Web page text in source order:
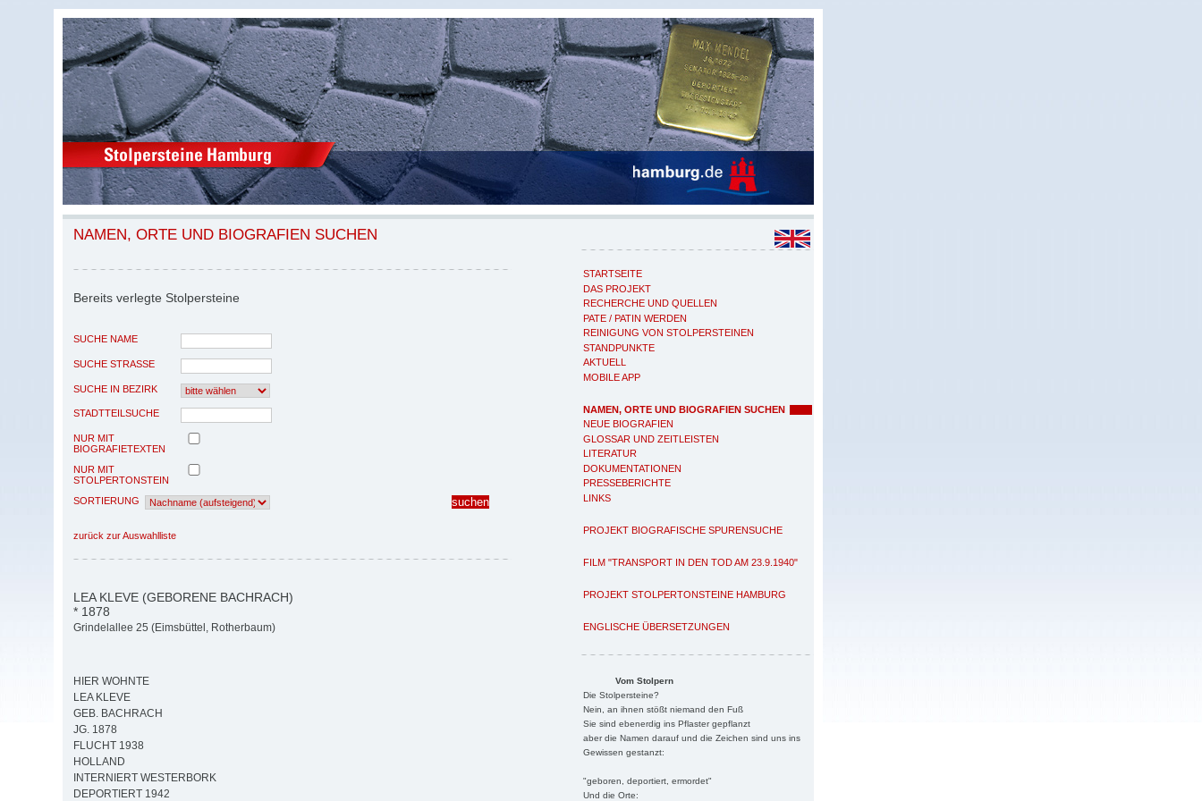
STARTSEITE
DAS PROJEKT
RECHERCHE UND QUELLEN
PATE / PATIN WERDEN
REINIGUNG VON STOLPERSTEINEN
STANDPUNKTE
AKTUELL
MOBILE APP
NAMEN, ORTE UND BIOGRAFIEN SUCHEN
NEUE BIOGRAFIEN
GLOSSAR UND ZEITLEISTEN
LITERATUR
DOKUMENTATIONEN
PRESSEBERICHTE
LINKS
PROJEKT BIOGRAFISCHE SPURENSUCHE
FILM "TRANSPORT IN DEN TOD AM 23.9.1940"
PROJEKT STOLPERTONSTEINE HAMBURG
ENGLISCHE ÜBERSETZUNGEN
Vom Stolpern
Die Stolpersteine?
Nein, an ihnen stößt niemand den Fuß
Sie sind ebenerdig ins Pflaster gepflanzt
aber die Namen darauf und die Zeichen sind uns ins
Gewissen gestanzt:
"geboren, deportiert, ermordet"
Und die Orte:
NAMEN, ORTE UND BIOGRAFIEN SUCHEN
Bereits verlegte Stolpersteine
SUCHE NAME
SUCHE STRASSE
SUCHE IN BEZIRK
STADTTEILSUCHE
NUR MIT
BIOGRAFIETEXTEN
NUR MIT
STOLPERTONSTEIN
SORTIERUNG
zurück zur Auswahlliste
LEA KLEVE (GEBORENE BACHRACH)
* 1878
Grindelallee 25 (Eimsbüttel, Rotherbaum)
HIER WOHNTE
LEA KLEVE
GEB. BACHRACH
JG. 1878
FLUCHT 1938
HOLLAND
INTERNIERT WESTERBORK
DEPORTIERT 1942